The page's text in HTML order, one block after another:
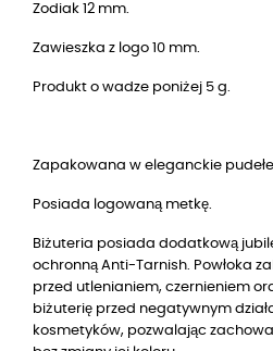
Zodiak 12 mm.
Zawieszka z logo 10 mm.
Produkt o wadze poniżej 5 g.
Zapakowana w eleganckie
Posiada logowaną metkę.
Biżuteria posiada dodatkową
ochronną Anti-Tarnish. Powłoka
przed utlenianiem, czernieniem
biżuterię przed negatywnym
kosmetyków, pozwalając